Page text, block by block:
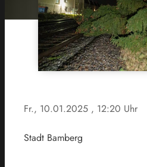
Fr., 10.01.2025 , 12:20 Uhr
Stadt Bamberg